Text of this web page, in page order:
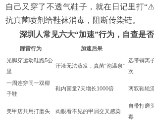
自己又穿了不透气鞋子，就在日记里打
抗真菌喷剂给鞋袜消毒，阻断传染链。
深圳人常见六大“加速”行为，自查是
踩雷行为 加速后果
光脚穿运动鞋跑5公
里
汗液无法蒸发，真菌“泡温泉”
选带铜离
次
一周连穿同一双椰
子鞋
鞋内菌量7天增长1000倍 两双鞋轮
美甲店共用打磨头 肉眼看不见的甲屑交叉感染
自带打磨
毒